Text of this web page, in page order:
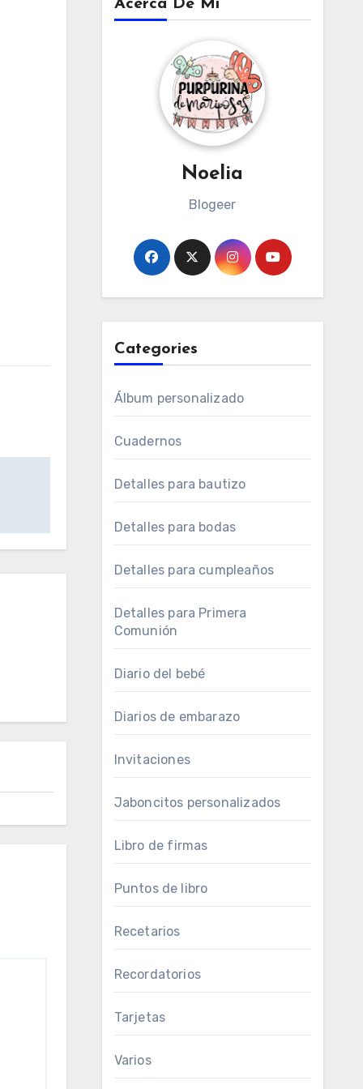
Acerca De Mi
Noelia
Blogeer
Categories
Álbum personalizado
Cuadernos
Detalles para bautizo
Detalles para bodas
Detalles para cumpleaños
Detalles para Primera
Comunión
Diario del bebé
Diarios de embarazo
Invitaciones
Jaboncitos personalizados
Libro de firmas
Puntos de libro
Recetarios
Recordatorios
Tarjetas
Varios